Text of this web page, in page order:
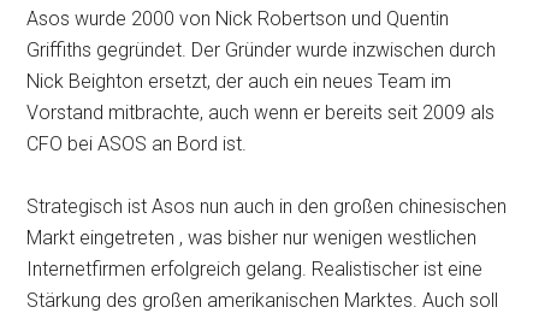
Asos wurde 2000 von Nick Robertson und Quentin
Griffiths gegründet. Der Gründer wurde inzwischen durch
Nick Beighton ersetzt, der auch ein neues Team im
Vorstand mitbrachte, auch wenn er bereits seit 2009 als
CFO bei ASOS an Bord ist.
Strategisch ist Asos nun auch in den großen chinesischen
Markt eingetreten , was bisher nur wenigen westlichen
Internetfirmen erfolgreich gelang. Realistischer ist eine
Stärkung des großen amerikanischen Marktes. Auch soll